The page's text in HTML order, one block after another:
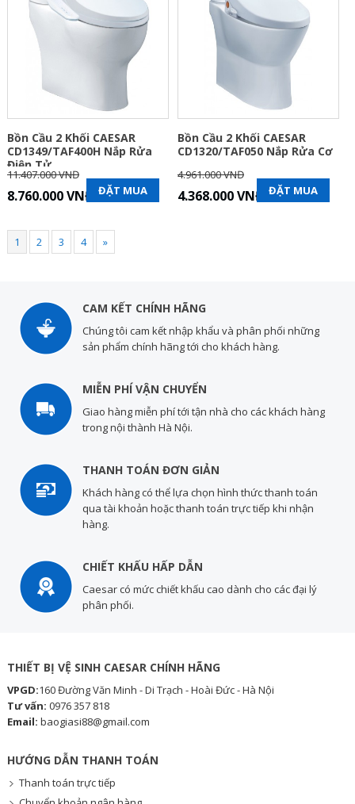
Bồn Cầu 2 Khối CAESAR
CD1349/TAF400H Nắp Rửa
Điện Tử
11.407.000 VNĐ
8.760.000 VNĐ ĐẶT MUA
Bồn Cầu 2 Khối CAESAR
CD1320/TAF050 Nắp Rửa Cơ
4.961.000 VNĐ
4.368.000 VNĐ ĐẶT MUA
1 2 3 4 »
CAM KẾT CHÍNH HÃNG
Chúng tôi cam kết nhập khẩu và phân phối những
sản phẩm chính hãng tới cho khách hàng.
MIỄN PHÍ VẬN CHUYỂN
Giao hàng miễn phí tới tận nhà cho các khách hàng
trong nội thành Hà Nội.
THANH TOÁN ĐƠN GIẢN
Khách hàng có thể lựa chọn hình thức thanh toán
qua tài khoản hoặc thanh toán trực tiếp khi nhận
hàng.
CHIẾT KHẤU HẤP DẪN
Caesar có mức chiết khấu cao dành cho các đại lý
phân phối.
THIẾT BỊ VỆ SINH CAESAR CHÍNH HÃNG
VPGD:160 Đường Văn Minh - Di Trạch - Hoài Đức - Hà Nội
Tư vấn: 0976 357 818
Email: baogiasi88@gmail.com
HƯỚNG DẪN THANH TOÁN
Thanh toán trực tiếp